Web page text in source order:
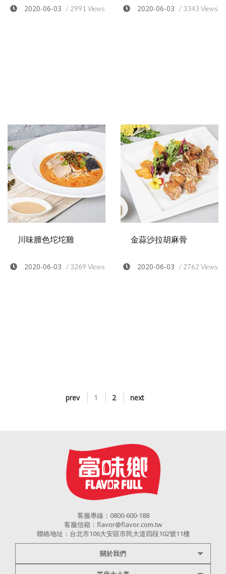
2020-06-03 / 2991 Views 2020-06-03 / 3343 Views
川味膻色坨坨雞
2020-06-03 / 3269 Views
金蒜沙拉胡麻骨
2020-06-03 / 2762 Views
prev 1 2 next
客服專線：0800-600-188
客服信箱：flavor@flavor.com.tw
聯絡地址：台北市106大安區市民大道四段102號11樓
關於我們